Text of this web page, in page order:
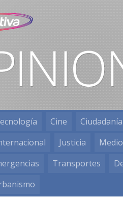
Cine Ciudadanía
Justicia
Transportes